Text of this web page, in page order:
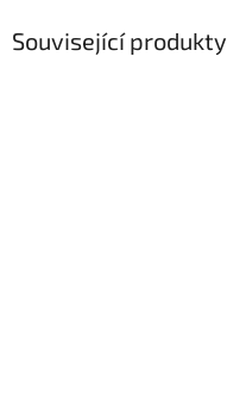
Související produkty